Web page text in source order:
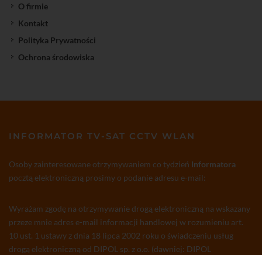
O firmie
Kontakt
Polityka Prywatności
Ochrona środowiska
INFORMATOR TV-SAT CCTV WLAN
Osoby zainteresowane otrzymywaniem co tydzień Informatora
pocztą elektroniczną prosimy o podanie adresu e-mail:
Wyrażam zgodę na otrzymywanie drogą elektroniczną na wskazany
przeze mnie adres e-mail informacji handlowej w rozumieniu art.
10 ust. 1 ustawy z dnia 18 lipca 2002 roku o świadczeniu usług
drogą elektroniczną od DIPOL sp. z o.o. (dawniej: DIPOL